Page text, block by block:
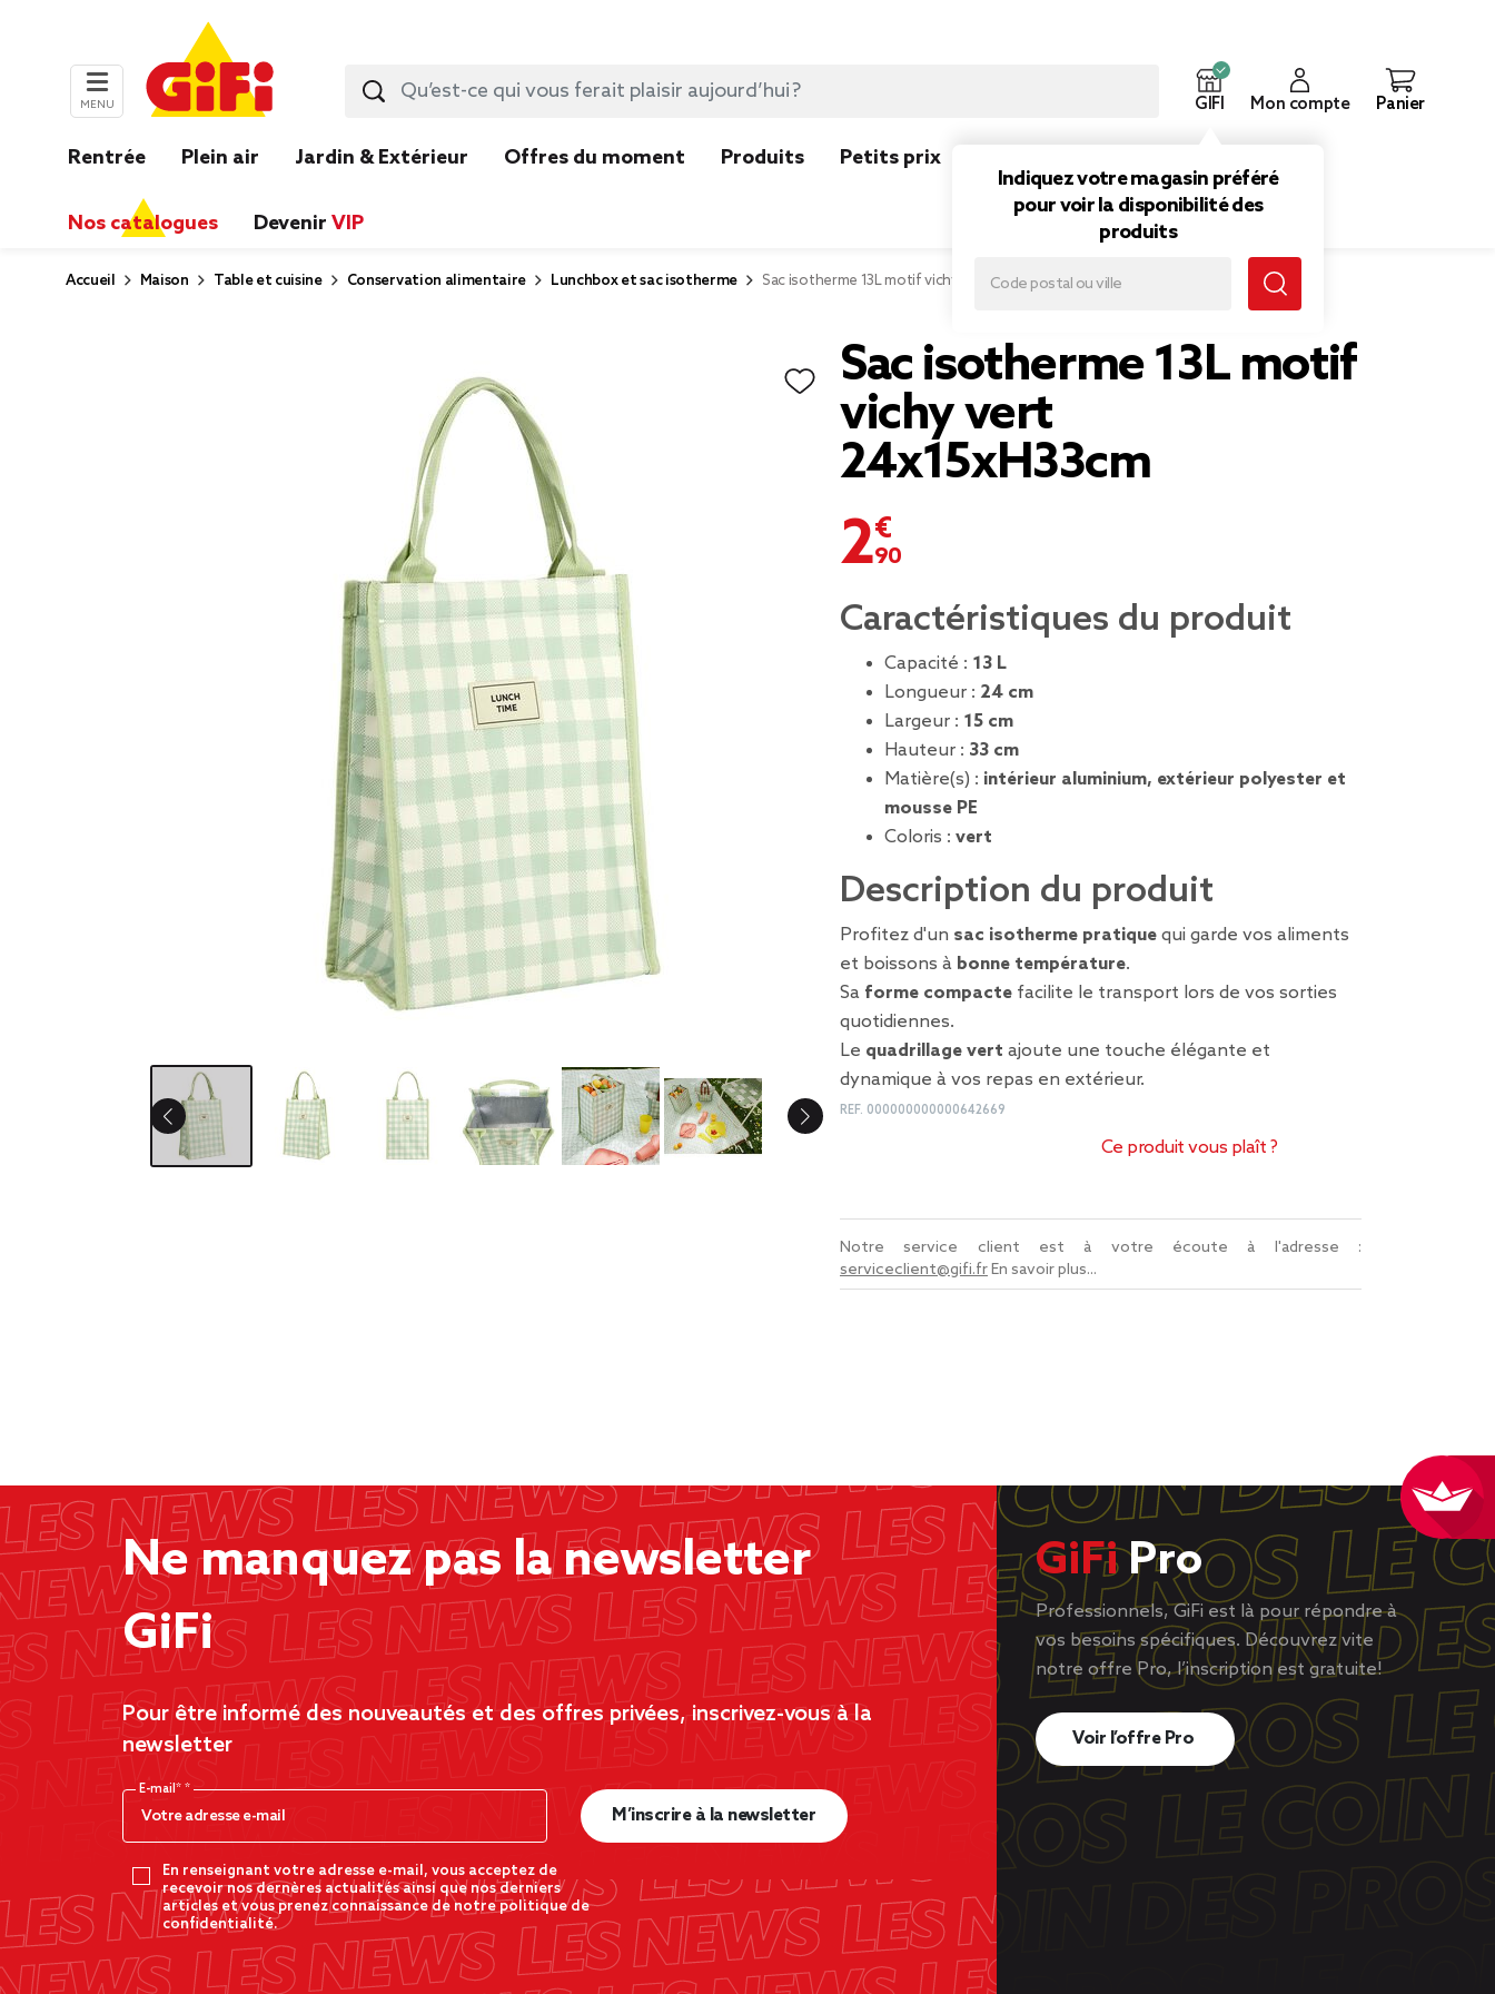
MENU GIFI
Indiquez votre magasin préféré
pour voir la disponibilité des
produits
Mon compte Panier
Rentrée Plein air Jardin & Extérieur Offres du moment Produits Petits prix
Nos catalogues Devenir VIP
Accueil Maison Table et cuisine Conservation alimentaire Lunchbox et sac isotherme Sac isotherme 13L motif vichy vert 24x15xH33cm
Sac isotherme 13L motif
vichy vert
24x15xH33cm
2,90 €
Caractéristiques du produit
Capacité : 13 L
Longueur : 24 cm
Largeur : 15 cm
Hauteur : 33 cm
Matière(s) : intérieur aluminium, extérieur polyester et
mousse PE
Coloris : vert
Description du produit
Profitez d'un sac isotherme pratique qui garde vos aliments
et boissons à bonne température.
Sa forme compacte facilite le transport lors de vos sorties
quotidiennes.
Le quadrillage vert ajoute une touche élégante et
dynamique à vos repas en extérieur.
REF. 000000000000642669
Ce produit vous plaît ?
Notre service client est à votre écoute à l'adresse :
serviceclient@gifi.frEn savoir plus...
Ne manquez pas la newsletter
GiFi
Pour être informé des nouveautés et des offres privées, inscrivez-vous à la
newsletter
E-mail*
En renseignant votre adresse e-mail, vous acceptez de
recevoir nos dernères actualités ainsi que nos derniers
articles et vous prenez connaissance de notre politique de
confidentialité.
M’inscrire à la newsletter
GiFiPro
Professionnels, GiFi est là pour répondre à
vos besoins spécifiques. Découvrez vite
notre offre Pro, l’inscription est gratuite!
Voir l’offre Pro